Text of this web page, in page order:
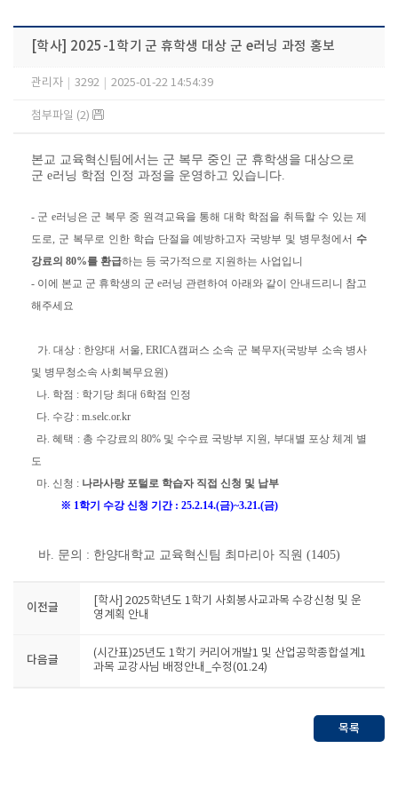
[학사] 2025-1학기 군 휴학생 대상 군 e러닝 과정 홍보
관리자 3292 2025-01-22 14:54:39
첨부파일 (2)
본교 교육혁신팀에서는 군 복무 중인 군 휴학생을 대상으로
군 e러닝 학점 인정 과정을 운영하고 있습니다.
- 군 e러닝은 군 복무 중 원격교육을 통해 대학 학점을 취득할 수 있는 제
도로, 군 복무로 인한 학습 단절을 예방하고자 국방부 및 병무청에서 수
강료의 80%를 환급하는 등 국가적으로 지원하는 사업입니
- 이에 본교 군 휴학생의 군 e러닝 관련하여 아래와 같이 안내드리니 참고
해주세요
가. 대상 : 한양대 서울, ERICA캠퍼스 소속 군 복무자(국방부 소속 병사
및 병무청소속 사회복무요원)
나. 학점 : 학기당 최대 6학점 인정
다. 수강 : m.selc.or.kr
라. 혜택 : 총 수강료의 80% 및 수수료 국방부 지원, 부대별 포상 체계 별
도
마. 신청 : 나라사랑 포털로 학습자 직접 신청 및 납부
※ 1학기 수강 신청 기간 : 25.2.14.(금)~3.21.(금)
바. 문의 : 한양대학교 교육혁신팀 최마리아 직원 (1405)
이전글
[학사] 2025학년도 1학기 사회봉사교과목 수강신청 및 운
영계획 안내
다음글
(시간표)25년도 1학기 커리어개발1 및 산업공학종합설계1
과목 교강사님 배정안내_수정(01.24)
목록